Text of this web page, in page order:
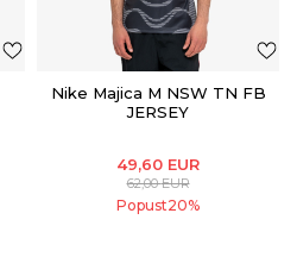
Nike Majica M NSW TN FB
JERSEY
49,60 EUR
62,00EUR
Popust20%